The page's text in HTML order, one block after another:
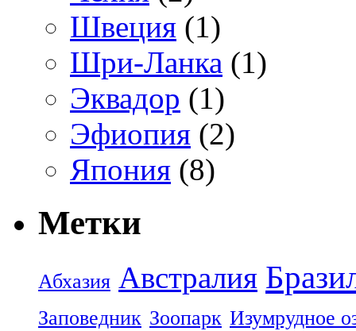
Швеция (1)
Шри-Ланка (1)
Эквадор (1)
Эфиопия (2)
Япония (8)
Метки
Абхазия Австралия
Заповедник Зоопарк Изумрудное